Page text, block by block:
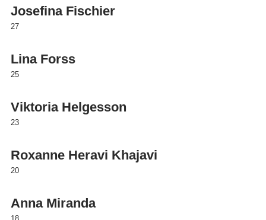
Josefina Fischier
27
Lina Forss
25
Viktoria Helgesson
23
Roxanne Heravi Khajavi
20
Anna Miranda